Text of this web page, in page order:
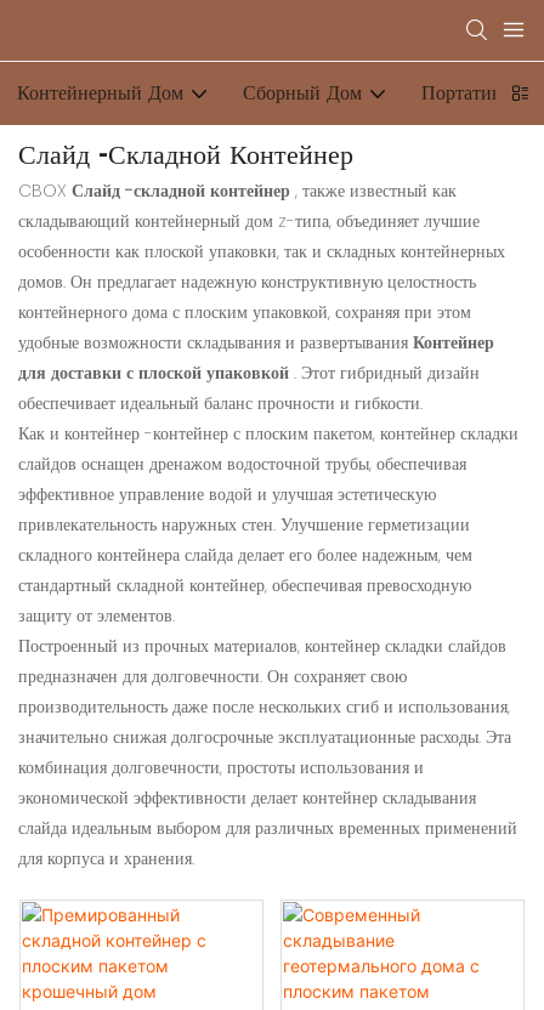
Контейнерный Дом Сборный Дом Портативный
Слайд -складной Контейнер
CBOX Слайд -складной контейнер , также известный как
складывающий контейнерный дом z-типа, объединяет лучшие
особенности как плоской упаковки, так и складных контейнерных
домов. Он предлагает надежную конструктивную целостность
контейнерного дома с плоским упаковкой, сохраняя при этом
удобные возможности складывания и развертывания Контейнер
для доставки с плоской упаковкой . Этот гибридный дизайн
обеспечивает идеальный баланс прочности и гибкости.
Как и контейнер -контейнер с плоским пакетом, контейнер складки
слайдов оснащен дренажом водосточной трубы, обеспечивая
эффективное управление водой и улучшая эстетическую
привлекательность наружных стен. Улучшение герметизации
складного контейнера слайда делает его более надежным, чем
стандартный складной контейнер, обеспечивая превосходную
защиту от элементов.
Построенный из прочных материалов, контейнер складки слайдов
предназначен для долговечности. Он сохраняет свою
производительность даже после нескольких сгиб и использования,
значительно снижая долгосрочные эксплуатационные расходы. Эта
комбинация долговечности, простоты использования и
экономической эффективности делает контейнер складывания
слайда идеальным выбором для различных временных применений
для корпуса и хранения.